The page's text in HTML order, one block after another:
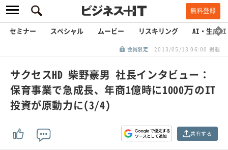
無料登録
セミナー スペシャル ムービー リスキリング AI・生成AI
会員限定 2013/05/13 06:00 掲載
サクセスHD 柴野豪男 社長インタビュー：
保育事業で急成長、年商1億時に1000万のIT
投資が原動力に(3/4)
共有する